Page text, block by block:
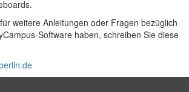
weitere Anleitungen oder Fragen bezüglich
Software haben, schreiben Sie diese